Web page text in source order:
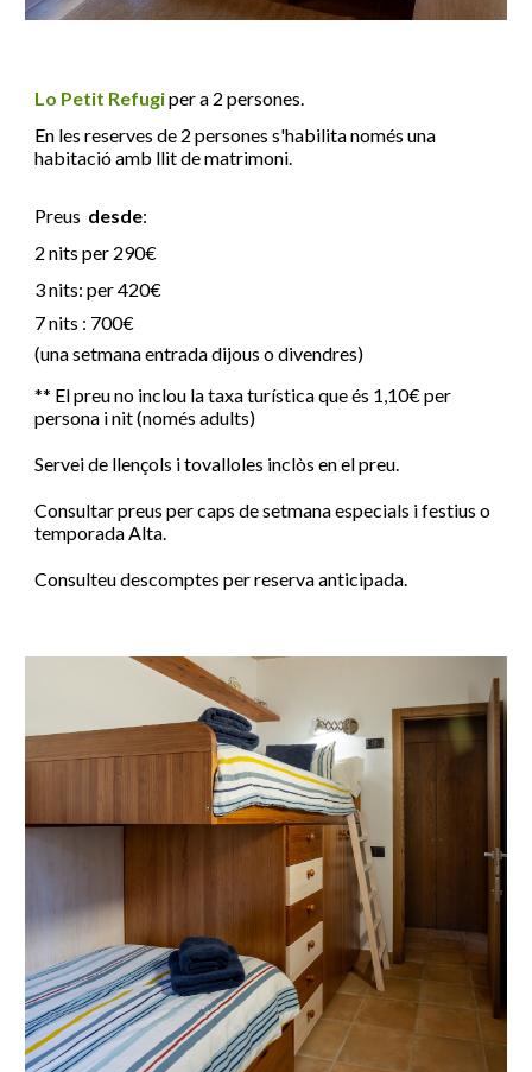
Lo Petit Refugiper a 2 persones.
En les reserves de 2 persones s'habilita només una
habitació amb llit de matrimoni.
Preus desde:
2 nits per 290€
3 nits: per420€
7 nits : 700€
(una setmana entrada dijous o divendres)
** El preu no inclou la taxa turística que és 1,10€ per
persona i nit (només adults)
Servei de llençols i tovalloles inclòs en el preu.
Consultar preus per caps de setmana especials i festius o
temporada Alta.
Consulteu descomptes per reserva anticipada.